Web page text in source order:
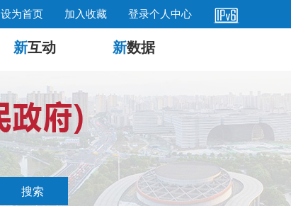
设为首页 加入收藏 登录个人中心
新互动 新数据